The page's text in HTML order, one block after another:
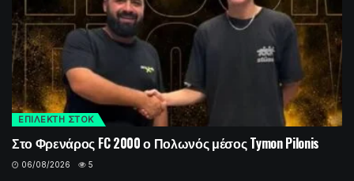
ΕΠΙΛΕΚΤΗ ΣΤΟΚ
Στο Φρενάρος FC 2000 ο Πολωνός μέσος Tymon Pilonis
06/08/2026 5